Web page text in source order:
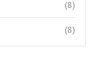
(8)
(8)